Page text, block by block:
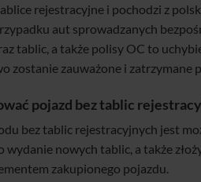
rejestracyjne i pochodzi z
aut sprowadzanych
tablic, a także polisy OC to
zostanie zauważone i zatrzymane
pojazd bez tablic
bez tablic rejestracyjnych jest
wydanie nowych tablic, a także
zakupionego pojazdu.